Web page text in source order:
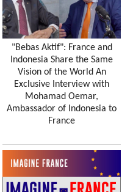
"Bebas Aktif": France and
Indonesia Share the Same
Vision of the World An
Exclusive Interview with
Mohamad Oemar,
Ambassador of Indonesia to
France